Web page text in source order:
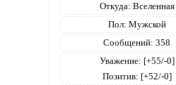
Откуда: Вселенная
Пол: Мужской
Сообщений: 358
Уважение: [+55/-0]
Позитив: [+52/-0]